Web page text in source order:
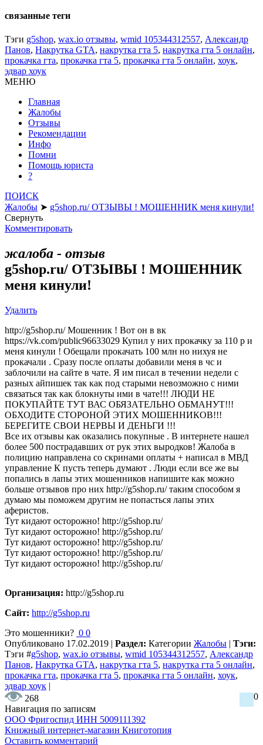
связанные теги
Тэги g5shop, wax.io отзывы, wmid 105344312557, Александр
Панов, Накрутка GTA, накрутка гта 5, накрутка гта 5 онлайн,
прокачка гта, прокачка гта 5, прокачка гта 5 онлайн, хоук,
эдвар хоук
МЕНЮ
Главная
Жалобы
Отзывы
Рекомендации
Инфо
Помни
Помощь юриста
?
ПОИСК
Жалобы ➤ g5shop.ru/ ОТЗЫВЫ ! МОШЕННИК меня кинули!
Свернуть
Комментировать
жалоба - отзыв
g5shop.ru/ ОТЗЫВЫ ! МОШЕННИК
меня кинули!
Удалить
http://g5shop.ru/ Мошенник ! Вот он в вк
https://vk.com/public96633029 Купил у них прокачку за 110 р и
меня кинули ! Обещали прокачать 100 млн но нихуя не
прокачали . Сразу после оплаты добавили меня в чс и
заблочили на сайте в чате. Я им писал в течении недели с
разных айпишек так как под старыми невозможно с ними
связаться так как блокнуты ими в чате!!! ЛЮДИ НЕ
ПОКУПАЙТЕ ТУТ ВАС ОБЯЗАТЕЛЬНО ОБМАНУТ!!!
ОБХОДИТЕ СТОРОНОЙ ЭТИХ МОШЕННИКОВ!!!
БЕРЕГИТЕ СВОИ НЕРВЫ И ДЕНЬГИ !!!
Все их отзывы как оказались покупные . В интернете нашел
более 500 пострадавших от рук этих выродков! Жалоба в
полицию направлена со скринами оплаты + написал в МВД
управление К пусть теперь думают . Люди если все же вы
попались в лапы этих мошенников напишите как можно
больше отзывов про них http://g5shop.ru/ таким способом я
думаю мы поможем другим не попасться лапы этих
аферистов.
Тут кидают осторожно! http://g5shop.ru/
Тут кидают осторожно! http://g5shop.ru/
Тут кидают осторожно! http://g5shop.ru/
Тут кидают осторожно! http://g5shop.ru/
Тут кидают осторожно! http://g5shop.ru/
Организация: http://g5shop.ru
Сайт: http://g5shop.ru
Это мошенники? 0 0
Опубликовано 17.02.2019 | Раздел: Категории Жалобы | Тэги:
Тэги #g5shop, wax.io отзывы, wmid 105344312557, Александр
Панов, Накрутка GTA, накрутка гта 5, накрутка гта 5 онлайн,
прокачка гта, прокачка гта 5, прокачка гта 5 онлайн, хоук,
эдвар хоук |
268
0
Навигация по записям
ООО Фригоспид ИНН 5009111392
Книжный интернет-магазин Книготопия
Оставить комментарий